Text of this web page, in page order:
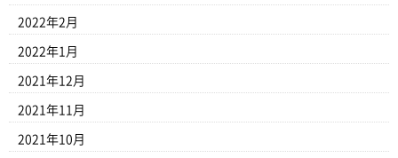
2022年2月
2022年1月
2021年12月
2021年11月
2021年10月